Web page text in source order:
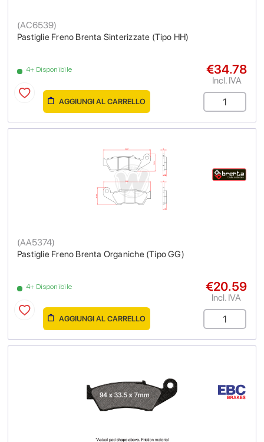
Pastiglie Freno Brenta Sinterizzate (Tipo HH)
(AC6539)
4+ Disponibile €34.78
Incl. IVA
AGGIUNGI AL CARRELLO
Pastiglie Freno Brenta Organiche (Tipo GG)
(AA5374)
4+ Disponibile €20.59
Incl. IVA
AGGIUNGI AL CARRELLO